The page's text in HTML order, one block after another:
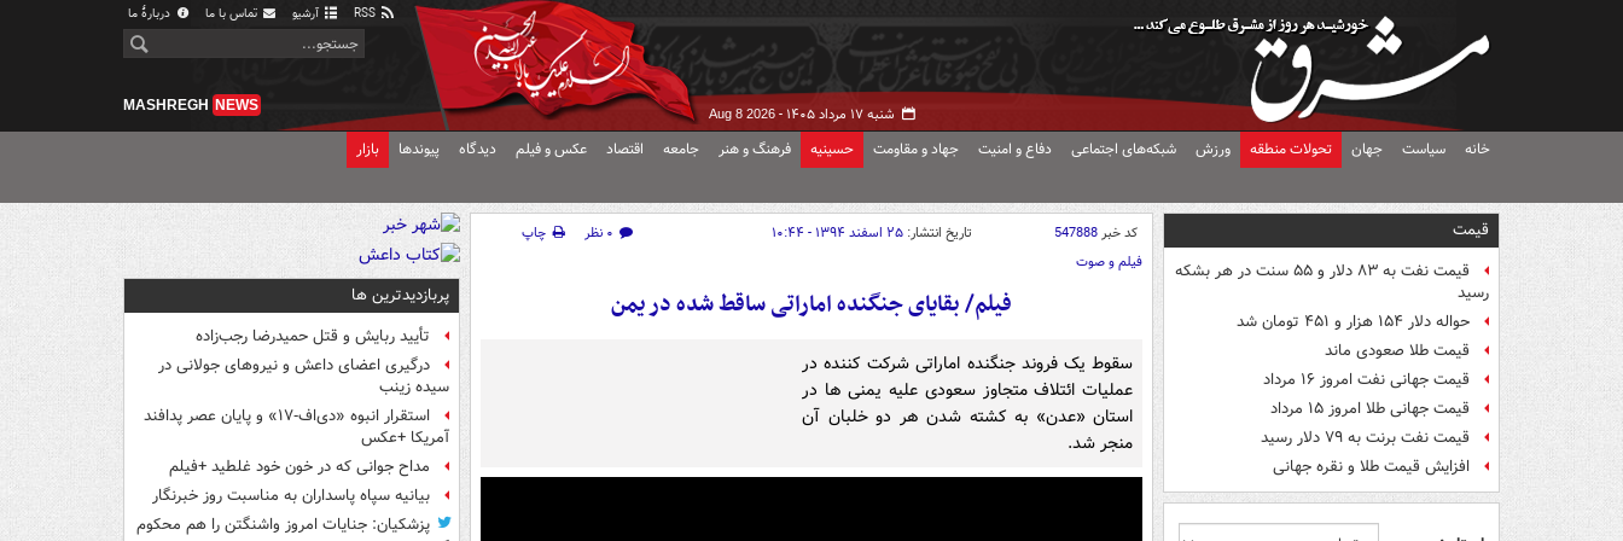
آرشیو تماس با ما دربارهٔ ما
شنبه ۱۷ مرداد ۱۴۰۵ - Aug 8 2026
MASHREGH NEWS
خانه سیاست جهان تحولات منطقه ورزش شبکه‌های اجتماعی دفاع و امنیت جهاد و مقاومت حسینیه فرهنگ و هنر جامعه اقتصاد عکس و فیلم دیدگاه پیوندها بازار
قیمت
قیمت نفت به ۸۳ دلار و ۵۵ سنت در هر بشکه
رسید
حواله دلار ۱۵۴ هزار و ۴۵۱ تومان شد
قیمت طلا صعودی ماند
قیمت جهانی نفت امروز ۱۶ مرداد
قیمت جهانی طلا امروز ۱۵ مرداد
قیمت نفت برنت به ۷۹ دلار رسید
افزایش قیمت طلا و نقره جهانی
کد خبر547888 تاریخ انتشار: ۲۵ اسفند ۱۳۹۴ - ۱۰:۴۴ ۰ نظر
چاپ
فیلم و صوت
فیلم/ بقایای جنگنده اماراتی ساقط شده در یمن
سقوط یک فروند جنگنده اماراتی شرکت کننده در
عملیات ائتلاف متجاوز سعودی علیه یمنی ها در
استان «عدن» به کشته شدن هر دو خلبان آن
منجر شد.
پربازدیدترین ها
تأیید ربایش و قتل حمیدرضا رجب‌زاده
درگیری اعضای داعش و نیروهای جولانی در
سیده زینب
استقرار انبوه «دی‌اف‑۱۷» و پایان عصر پدافند
آمریکا +عکس
مداح جوانی که در خون خود غلطید +فیلم
بیانیه سپاه پاسداران به مناسبت روز خبرنگار
پزشکیان: جنایات امروز واشنگتن را هم محکوم